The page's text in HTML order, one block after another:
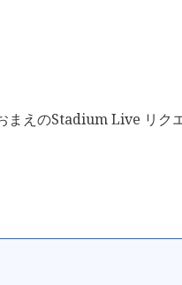
まえのStadium Live リク